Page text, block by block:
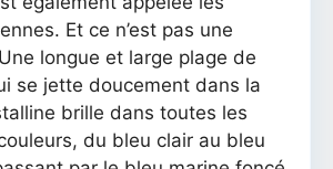
Et ce n’est pas une
longue et large plage de
se jette doucement dans la
brille dans toutes les
du bleu clair au bleu